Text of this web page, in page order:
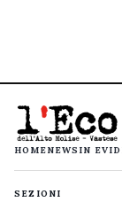
HOMENEWS IN
SEZIONI